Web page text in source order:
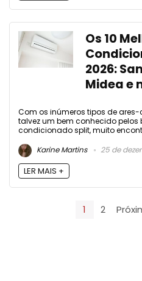
Os 10
2026:
Midea e
Com os inúmeros tipos de
talvez um bem conhecido pelos
condicionado split, muito
Karine Martins
25 de
LER MAIS +
1 2